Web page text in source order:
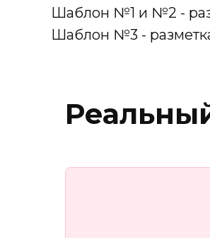
Шаблон №1 и №2 -
Шаблон №3 -